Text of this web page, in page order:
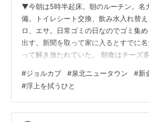
▼今朝は5時半起床。朝のルーチン。名
備。トイレシート交換、飲み水入れ替
ロ、エサ。日常ゴミの日なのでゴミ集
出す。新聞を取って家に入るとすでに
って解き放たれていた。 朝食はチーズ
だ。気温も高めとのこと。ほんとお日様
ぁ。単純なものだが明るいだけで気分も
昼前、カラザが帰宅したがすぐに布団
まった。これが夜まで眠っていた。い
#ジョルカブ #泉北ニュータウン #新
#浮上を拭うひと